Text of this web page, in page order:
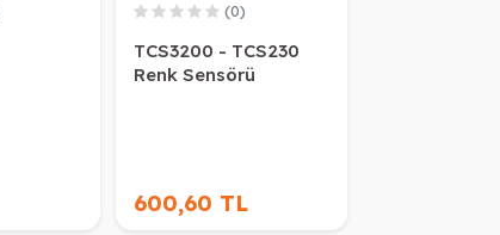
(0)
TCS3200 - TCS230
Renk Sensörü
600,60 TL